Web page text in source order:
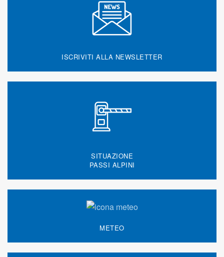
ISCRIVITI ALLA NEWSLETTER
SITUAZIONE
PASSI ALPINI
METEO